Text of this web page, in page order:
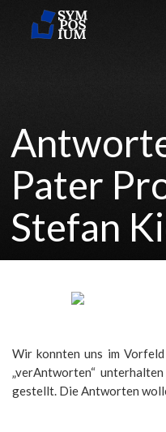
Pater
Stefan
Wir konnten uns im
„verAntworten“
gestellt. Die Antworten